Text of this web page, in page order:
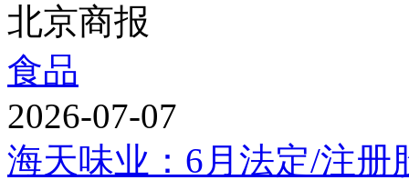
北京商报
食品
2026-07-07
海天味业：6月法定/注册